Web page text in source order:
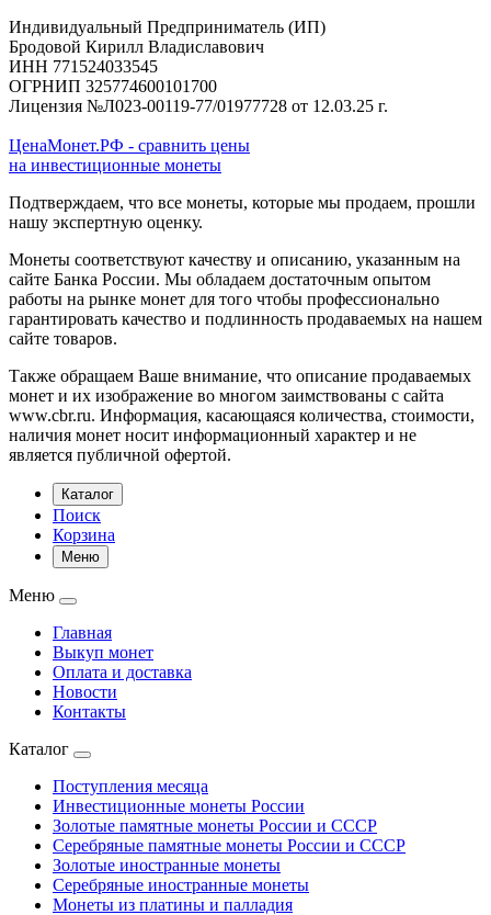
Индивидуальный Предприниматель (ИП)
Бродовой Кирилл Владиславович
ИНН 771524033545
ОГРНИП 325774600101700
Лицензия №Л023-00119-77/01977728 от 12.03.25 г.
ЦенаМонет.РФ - сравнить цены
на инвестиционные монеты
Подтверждаем, что все монеты, которые мы продаем, прошли
нашу экспертную оценку.
Монеты соответствуют качеству и описанию, указанным на
сайте Банка России. Мы обладаем достаточным опытом
работы на рынке монет для того чтобы профессионально
гарантировать качество и подлинность продаваемых на нашем
сайте товаров.
Также обращаем Ваше внимание, что описание продаваемых
монет и их изображение во многом заимствованы с сайта
www.cbr.ru. Информация, касающаяся количества, стоимости,
наличия монет носит информационный характер и не
является публичной офертой.
Каталог
Поиск
Корзина
Меню
Меню
Главная
Выкуп монет
Оплата и доставка
Новости
Контакты
Каталог
Поступления месяца
Инвестиционные монеты России
Золотые памятные монеты России и СССР
Серебряные памятные монеты России и СССР
Золотые иностранные монеты
Серебряные иностранные монеты
Монеты из платины и палладия